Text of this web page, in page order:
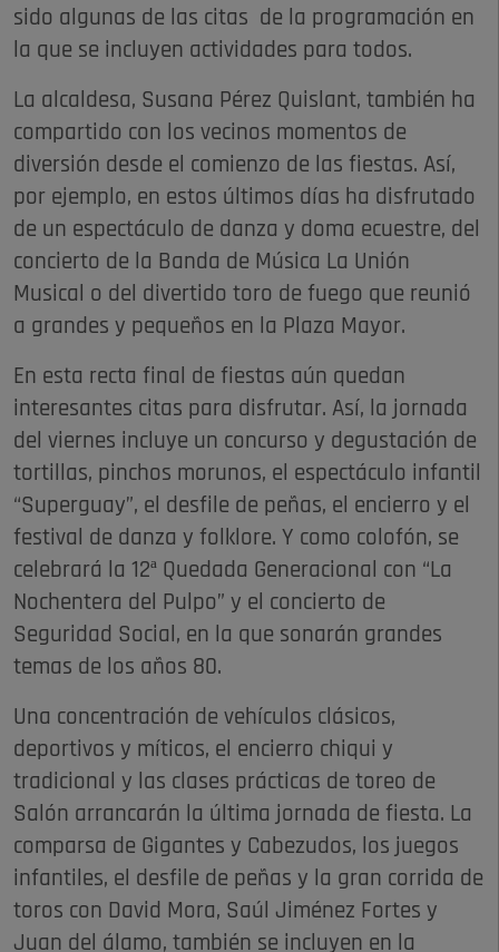
sido algunas de las citas de la programación en
la que se incluyen actividades para todos.
La alcaldesa, Susana Pérez Quislant, también ha
compartido con los vecinos momentos de
diversión desde el comienzo de las fiestas. Así,
por ejemplo, en estos últimos días ha disfrutado
de un espectáculo de danza y doma ecuestre, del
concierto de la Banda de Música La Unión
Musical o del divertido toro de fuego que reunió
a grandes y pequeños en la Plaza Mayor.
En esta recta final de fiestas aún quedan
interesantes citas para disfrutar. Así, la jornada
del viernes incluye un concurso y degustación de
tortillas, pinchos morunos, el espectáculo infantil
“Superguay”, el desfile de peñas, el encierro y el
festival de danza y folklore. Y como colofón, se
celebrará la 12ª Quedada Generacional con “La
Nochentera del Pulpo” y el concierto de
Seguridad Social, en la que sonarán grandes
temas de los años 80.
Una concentración de vehículos clásicos,
deportivos y míticos, el encierro chiqui y
tradicional y las clases prácticas de toreo de
Salón arrancarán la última jornada de fiesta. La
comparsa de Gigantes y Cabezudos, los juegos
infantiles, el desfile de peñas y la gran corrida de
toros con David Mora, Saúl Jiménez Fortes y
Juan del álamo, también se incluyen en la